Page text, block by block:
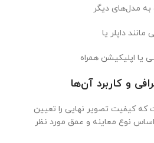
مدل‌های دیگر
داپلر یا
اپلیکیشن همراه
و کاربرد آن‌ها
کیفیت تصویر نهایی را تعیین
نوع معاینه و عمق مورد نظر